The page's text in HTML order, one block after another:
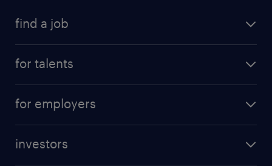
find a job
for talents
professional career
for employers
investors